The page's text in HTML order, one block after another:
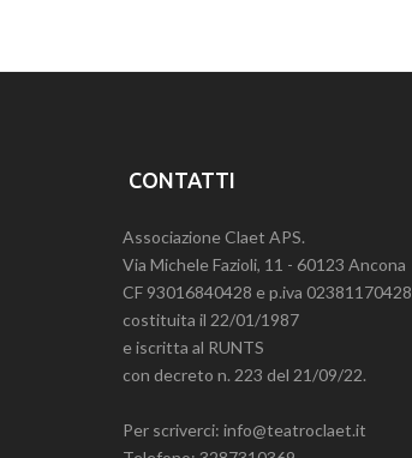
CONTATTI
Associazione Claet APS.
Via Michele Fazioli, 11 - 60123 Ancona
CF 93016840428 e p.iva 02381170428
costituita il 22/01/1987
e iscritta al RUNTS
con decreto n. 223 del 21/09/22.
Per scriverci: info@teatroclaet.it